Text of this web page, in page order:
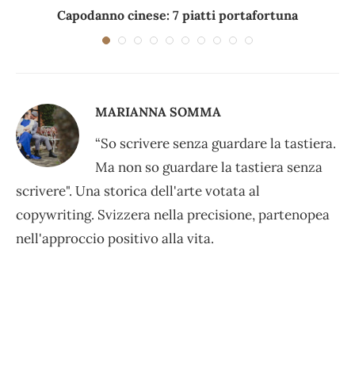
Capodanno cinese: 7 piatti portafortuna
MARIANNA SOMMA
“So scrivere senza guardare la tastiera.
Ma non so guardare la tastiera senza
scrivere". Una storica dell'arte votata al
copywriting. Svizzera nella precisione, partenopea
nell'approccio positivo alla vita.